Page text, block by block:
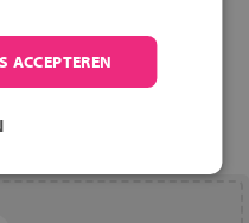
ACCEPTEREN